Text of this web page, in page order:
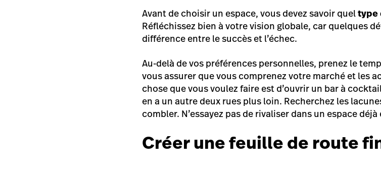
Avant de choisir un espace, vous devez savoir queltype
Réfléchissez bien à votre vision globale, car quelques
différence entre le succès et l’échec.
Au-delà de vos préférences personnelles, prenez le
vous assurer que vous comprenez votre marché et les
chose que vous voulez faire est d’ouvrir un bar à
en a un autre deux rues plus loin. Recherchez les
combler. N’essayez pas de rivaliser dans un espace
Créer une feuille de route